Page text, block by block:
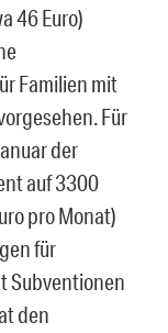
46 Euro)
Familien mit
Für
der
auf 3300
pro Monat)
für
Subventionen
den